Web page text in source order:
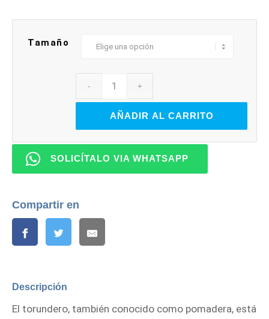
desde
hasta
Tamaño
AÑADIR AL CARRITO
SOLICÍTALO VIA WHATSAPP
Compartir en
Descripción
El torundero, también conocido como pomadera, está